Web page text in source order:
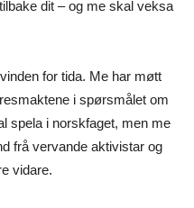
dit – og me skal veksa
for tida. Me har møtt
i spørsmålet om
spela i norskfaget, men me
frå vervande aktivistar og
vidare.